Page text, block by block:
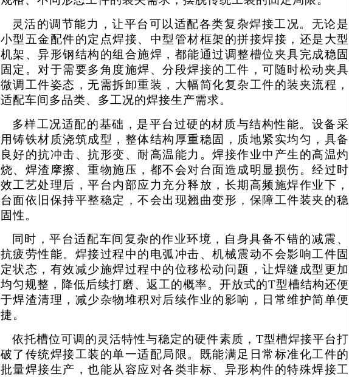
灵活的调节能力，让平台可以适配各类复杂焊接工况。无论是
小型五金配件的定点焊接、中型管材框架的拼接焊接，还是大型
机架、异形钢结构的组合施焊，都能通过调整槽位夹具完成稳固
固定。对于需要多角度施焊、分段焊接的工件，可随时松动夹具
微调工件姿态，无需拆卸重装，大幅简化复杂工件的装夹流程，
适配车间多品类、多工况的焊接生产需求。
多样工况适配的基础，是平台过硬的材质与结构性能。设备采
用铸铁材质浇筑成型，整体结构厚重稳固，质地紧实均匀，具备
良好的抗冲击、抗形变、耐高温能力。焊接作业中产生的高温灼
烧、焊渣摩擦、重物施压，都不会对台面造成明显损伤。经过时
效工艺处理后，平台内部应力充分释放，长期高频施焊作业下，
台面依旧保持平整稳定，不会出现翘曲变形，保障工件装夹的稳
固性。
同时，平台适配车间复杂的作业环境，自身具备不错的减震、
抗疲劳性能。焊接过程中的电弧冲击、机械震动不会影响工件固
定状态，有效减少施焊过程中的位移松动问题，让焊缝成型更加
均匀规整，降低后续打磨、返工的概率。开放式的T型槽结构还便
于焊渣清理，减少杂物堆积对后续作业的影响，日常维护简单便
捷。
依托槽位可调的灵活特性与稳定的硬件素质，T型槽焊接平台打
破了传统焊接工装的单一适配局限。既能满足日常标准化工件的
批量焊接生产，也能从容应对各类非标、异形构件的特殊焊接工